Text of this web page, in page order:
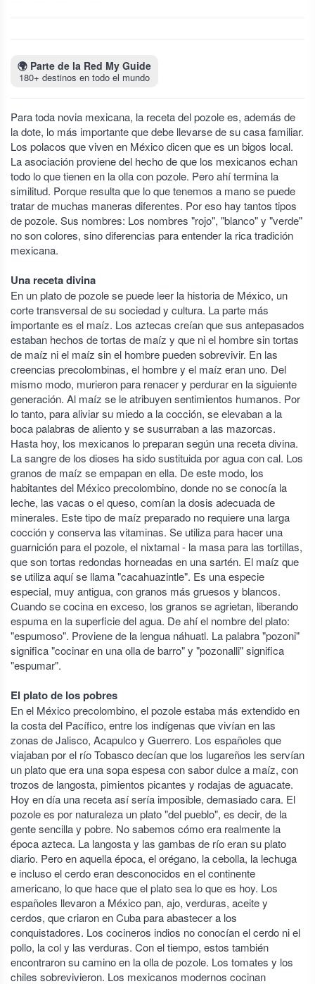
🌍 Parte de la Red My Guide
180+ destinos en todo el mundo
Para toda novia mexicana, la receta del pozole es, además de
la dote, lo más importante que debe llevarse de su casa familiar.
Los polacos que viven en México dicen que es un bigos local.
La asociación proviene del hecho de que los mexicanos echan
todo lo que tienen en la olla con pozole. Pero ahí termina la
similitud. Porque resulta que lo que tenemos a mano se puede
tratar de muchas maneras diferentes. Por eso hay tantos tipos
de pozole. Sus nombres: Los nombres "rojo", "blanco" y "verde"
no son colores, sino diferencias para entender la rica tradición
mexicana.
Una receta divina
En un plato de pozole se puede leer la historia de México, un
corte transversal de su sociedad y cultura. La parte más
importante es el maíz. Los aztecas creían que sus antepasados
estaban hechos de tortas de maíz y que ni el hombre sin tortas
de maíz ni el maíz sin el hombre pueden sobrevivir. En las
creencias precolombinas, el hombre y el maíz eran uno. Del
mismo modo, murieron para renacer y perdurar en la siguiente
generación. Al maíz se le atribuyen sentimientos humanos. Por
lo tanto, para aliviar su miedo a la cocción, se elevaban a la
boca palabras de aliento y se susurraban a las mazorcas.
Hasta hoy, los mexicanos lo preparan según una receta divina.
La sangre de los dioses ha sido sustituida por agua con cal. Los
granos de maíz se empapan en ella. De este modo, los
habitantes del México precolombino, donde no se conocía la
leche, las vacas o el queso, comían la dosis adecuada de
minerales. Este tipo de maíz preparado no requiere una larga
cocción y conserva las vitaminas. Se utiliza para hacer una
guarnición para el pozole, el nixtamal - la masa para las tortillas,
que son tortas redondas horneadas en una sartén. El maíz que
se utiliza aquí se llama "cacahuazintle". Es una especie
especial, muy antigua, con granos más gruesos y blancos.
Cuando se cocina en exceso, los granos se agrietan, liberando
espuma en la superficie del agua. De ahí el nombre del plato:
"espumoso". Proviene de la lengua náhuatl. La palabra "pozoni"
significa "cocinar en una olla de barro" y "pozonalli" significa
"espumar".
El plato de los pobres
En el México precolombino, el pozole estaba más extendido en
la costa del Pacífico, entre los indígenas que vivían en las
zonas de Jalisco, Acapulco y Guerrero. Los españoles que
viajaban por el río Tobasco decían que los lugareños les servían
un plato que era una sopa espesa con sabor dulce a maíz, con
trozos de langosta, pimientos picantes y rodajas de aguacate.
Hoy en día una receta así sería imposible, demasiado cara. El
pozole es por naturaleza un plato "del pueblo", es decir, de la
gente sencilla y pobre. No sabemos cómo era realmente la
época azteca. La langosta y las gambas de río eran su plato
diario. Pero en aquella época, el orégano, la cebolla, la lechuga
e incluso el cerdo eran desconocidos en el continente
americano, lo que hace que el plato sea lo que es hoy. Los
españoles llevaron a México pan, ajo, verduras, aceite y
cerdos, que criaron en Cuba para abastecer a los
conquistadores. Los cocineros indios no conocían el cerdo ni el
pollo, la col y las verduras. Con el tiempo, estos también
encontraron su camino en la olla de pozole. Los tomates y los
chiles sobrevivieron. Los mexicanos modernos cocinan